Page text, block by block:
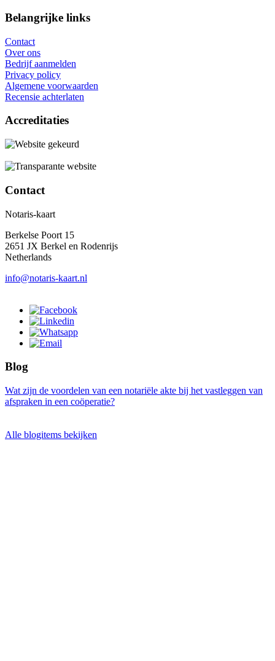
Belangrijke links
Contact
Over ons
Bedrijf aanmelden
Privacy policy
Algemene voorwaarden
Recensie achterlaten
Accreditaties
Contact
Notaris-kaart
Berkelse Poort 15
2651 JX Berkel en Rodenrijs
Netherlands
info@notaris-kaart.nl
Blog
Wat zijn de voordelen van een notariële akte bij het vastleggen van
afspraken in een coöperatie?
Alle blogitems bekijken